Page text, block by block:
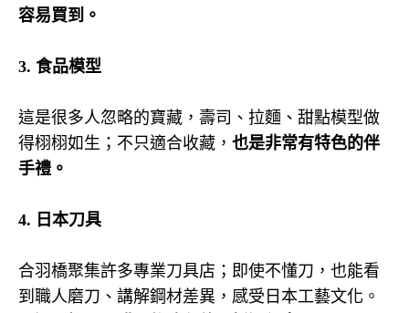
容易買到。
3. 食品模型
這是很多人忽略的寶藏，壽司、 拉麵、甜點模型做
得栩栩如生；不只適合收藏， 也是非常有特色的伴
手禮。
4. 日本刀具
合羽橋聚集許多專業刀具店；即使不懂刀，也能看
到職人磨刀、講解鋼材差異，感受日本工藝文化。